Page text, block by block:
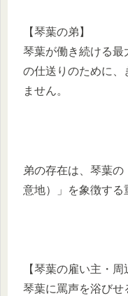
【琴葉の弟】
琴葉が働き続ける最
の仕送りのために、
ません。
弟の存在は、琴葉
意地）」を象徴する
【琴葉の雇い主・周
琴葉に罵声を浴びせ